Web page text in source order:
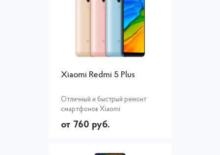
Xiaomi Redmi 5 Plus
Отличный и быстрый ремонт
смартфонов Xiaomi
от 760 руб.